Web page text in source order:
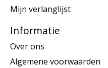
Mijn verlanglijst
Informatie
Over ons
Algemene voorwaarden